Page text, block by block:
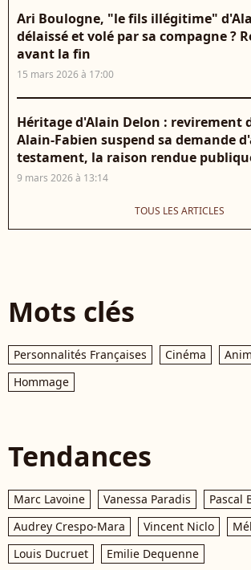
Ari Boulogne, "le fils illégitime"
délaissé et volé par sa compagne ?
avant la fin
15 mars 2026 à 17:00
Héritage d'Alain Delon : revirement
Alain-Fabien suspend sa demande
testament, la raison rendue
9 mars 2026 à 13:14
TOUS LES ARTICLES
Mots clés
Personnalités Françaises Cinéma
Hommage
Tendances
Marc Lavoine Vanessa Paradis
Pascal
Audrey Crespo-Mara
Vincent Niclo
Louis Ducruet
Emilie Dequenne